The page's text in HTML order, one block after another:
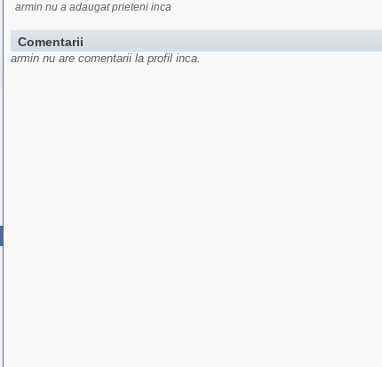
armin nu a adaugat prieteni inca
Comentarii
armin nu are comentarii la profil inca.